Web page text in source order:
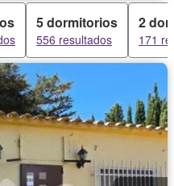
5 dormitorios
556 resultados
2
171